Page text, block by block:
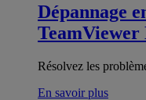
Dépannage
TeamViewer
Résolvez les
En savoir plus